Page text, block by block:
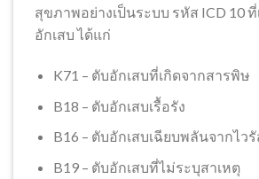
สุขภาพอย่างเป็นระบบ รหัส ICD 10
อักเสบ ได้แก่
K71 – ตับอักเสบที่เกิดจากสารพิษ
B18 – ตับอักเสบเรื้อรัง
B16 – ตับอักเสบเฉียบพลันจากไว
B19 – ตับอักเสบที่ไม่ระบุสาเหตุ